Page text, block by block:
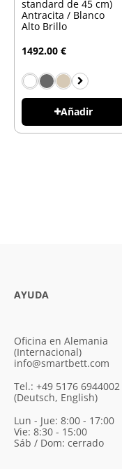
standard de 45 cm)
Antracita / Blanco
Alto Brillo
1492.00 €
Añadir
AYUDA
Oficina en Alemania
(Internacional)
info@smartbett.com
Tel.: +49 5176 6944002
(Deutsch, English)
Lun - Jue: 8:00 - 17:00
Vie: 8:30 - 15:00
Sáb / Dom: cerrado